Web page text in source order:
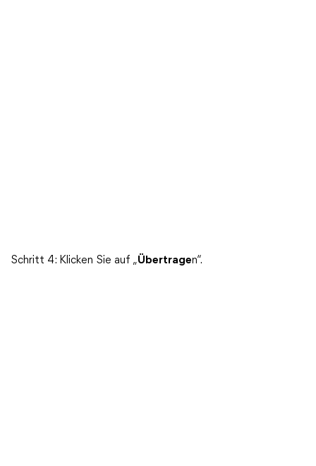
Schritt 4: Klicken Sie auf „Übertragen“.